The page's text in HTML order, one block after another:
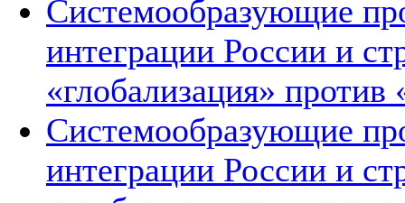
Системообразующие
интеграции России и
«глобализация»
Системообразующие
интеграции России и